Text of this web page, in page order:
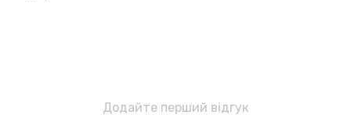
Додайте перший відгук